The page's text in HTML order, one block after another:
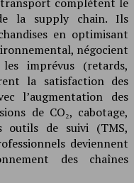
la supply chain. Ils
en optimisant
négocient
imprévus (retards,
la satisfaction des
l’augmentation des
de CO₂, cabotage,
outils de suivi (TMS,
deviennent
des chaînes